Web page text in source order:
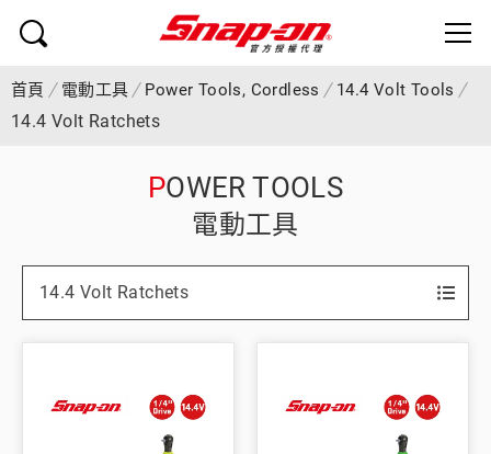
首頁 電動工具 Power Tools, Cordless 14.4 Volt Tools
14.4 Volt Ratchets
POWER TOOLS
電動工具
14.4 Volt Ratchets